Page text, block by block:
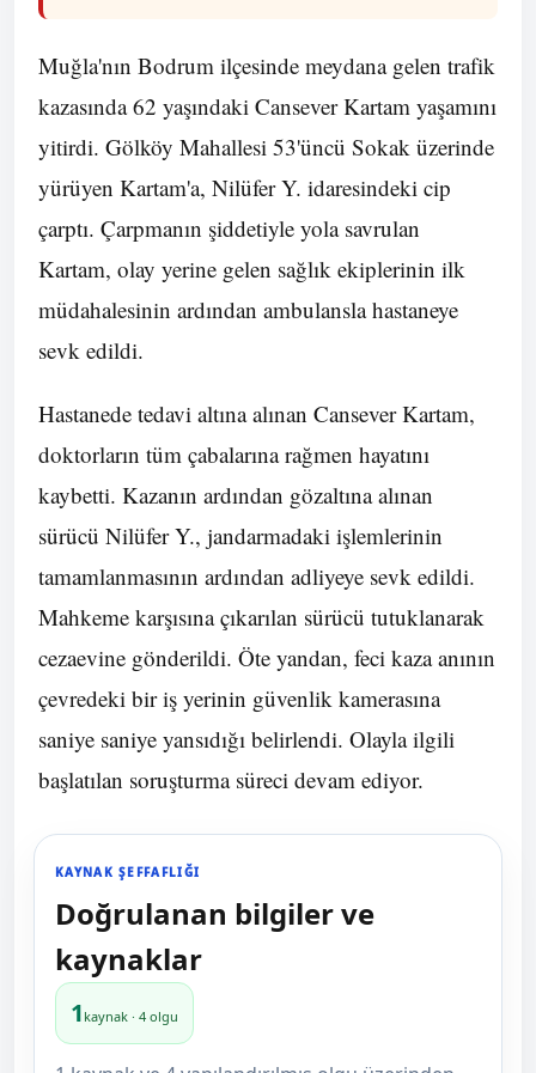
Muğla'nın Bodrum ilçesinde meydana gelen trafik
kazasında 62 yaşındaki Cansever Kartam yaşamını
yitirdi. Gölköy Mahallesi 53'üncü Sokak üzerinde
yürüyen Kartam'a, Nilüfer Y. idaresindeki cip
çarptı. Çarpmanın şiddetiyle yola savrulan
Kartam, olay yerine gelen sağlık ekiplerinin ilk
müdahalesinin ardından ambulansla hastaneye
sevk edildi.
Hastanede tedavi altına alınan Cansever Kartam,
doktorların tüm çabalarına rağmen hayatını
kaybetti. Kazanın ardından gözaltına alınan
sürücü Nilüfer Y., jandarmadaki işlemlerinin
tamamlanmasının ardından adliyeye sevk edildi.
Mahkeme karşısına çıkarılan sürücü tutuklanarak
cezaevine gönderildi. Öte yandan, feci kaza anının
çevredeki bir iş yerinin güvenlik kamerasına
saniye saniye yansıdığı belirlendi. Olayla ilgili
başlatılan soruşturma süreci devam ediyor.
KAYNAK ŞEFFAFLIĞI
Doğrulanan bilgiler ve
kaynaklar
1 kaynak · 4 olgu